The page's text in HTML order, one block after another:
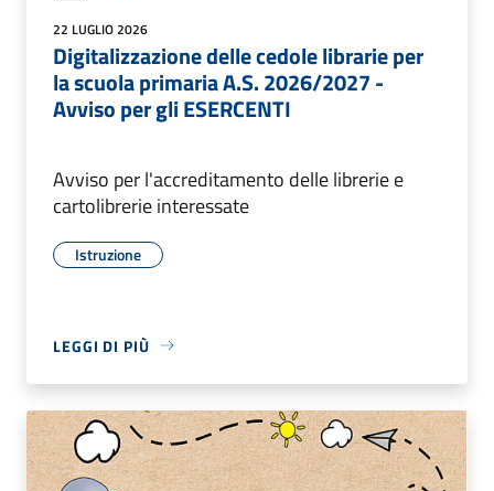
22 LUGLIO 2026
Digitalizzazione delle cedole librarie per
la scuola primaria A.S. 2026/2027 -
Avviso per gli ESERCENTI
Avviso per l'accreditamento delle librerie e
cartolibrerie interessate
Istruzione
LEGGI DI PIÙ